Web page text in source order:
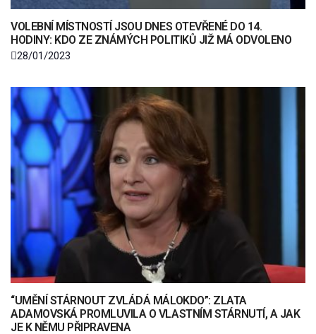
VOLEBNÍ MÍSTNOSTÍ JSOU DNES OTEVŘENÉ DO 14.
HODINY: KDO ZE ZNÁMÝCH POLITIKŮ JIŽ MÁ ODVOLENO
28/01/2023
“UMĚNÍ STÁRNOUT ZVLÁDÁ MÁLOKDO”: ZLATA
ADAMOVSKÁ PROMLUVILA O VLASTNÍM STÁRNUTÍ, A JAK
JE K NĚMU PŘIPRAVENA